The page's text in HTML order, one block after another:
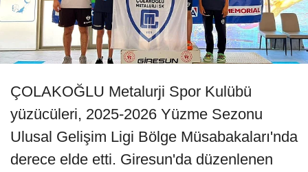
ÇOLAKOĞLU Metalurji Spor Kulübü
yüzücüleri, 2025-2026 Yüzme Sezonu
Ulusal Gelişim Ligi Bölge Müsabakaları'nda
derece elde etti. Giresun'da düzenlenen